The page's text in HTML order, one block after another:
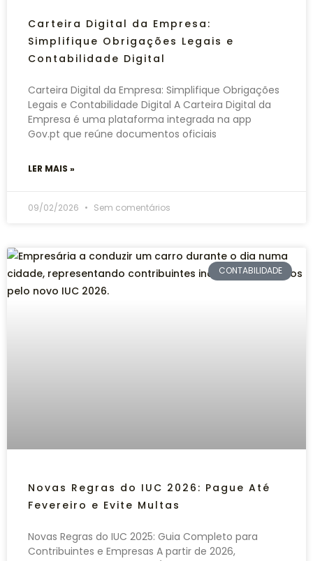
Carteira Digital da Empresa:
Simplifique Obrigações Legais e
Contabilidade Digital
Carteira Digital da Empresa: Simplifique Obrigações
Legais e Contabilidade Digital A Carteira Digital da
Empresa é uma plataforma integrada na app
Gov.pt que reúne documentos oficiais
LER MAIS »
09/02/2026 Sem comentários
CONTABILIDADE
Novas Regras do IUC 2026: Pague Até
Fevereiro e Evite Multas
Novas Regras do IUC 2025: Guia Completo para
Contribuintes e Empresas A partir de 2026,